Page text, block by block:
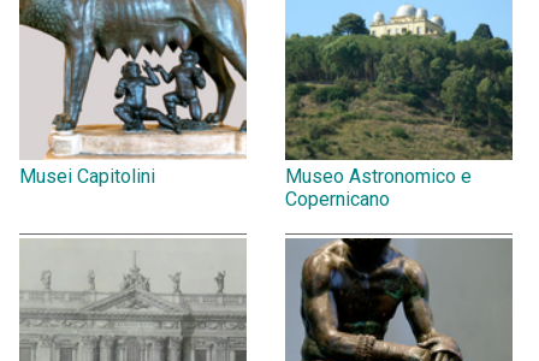
Musei Capitolini
Museo Astronomico e
Copernicano